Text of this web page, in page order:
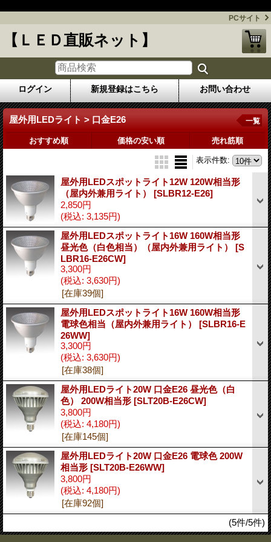
PCサイト
【ＬＥＤ直販ネット】
ログイン 新規登録はこちら お問い合わせ
屋外用LEDライト > 口金E26 一覧
おすすめ順 価格の安い順 売れ筋順
表示件数:
屋外用LEDスポットライト12W 120W相当形
（屋内外兼用ライト） [SLBR12-E26]
2,850円
(税込: 3,135円)
屋外用LEDスポットライト16W 160W相当形
昼光色（白色相当）（屋内外兼用ライト） [S
LBR16-E26CW]
3,300円
(税込: 3,630円)
[在庫39個]
屋外用LEDスポットライト16W 160W相当形
電球色相当（屋内外兼用ライト） [SLBR16-E
26WW]
3,300円
(税込: 3,630円)
[在庫38個]
屋外用LEDライト20W 口金E26 昼光色（白
色） 200W相当形 [SLT20B-E26CW]
3,800円
(税込: 4,180円)
[在庫145個]
屋外用LEDライト20W 口金E26 電球色 200W
相当形 [SLT20B-E26WW]
3,800円
(税込: 4,180円)
[在庫92個]
(5件/5件)